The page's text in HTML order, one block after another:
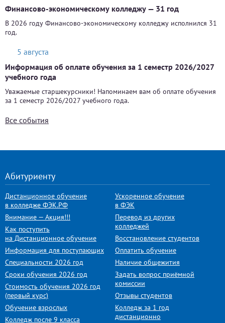
Финансово-экономическому колледжу — 31 год
В 2026 году Финансово-экономическому колледжу исполнился 31
год.
5 августа
Информация об оплате обучения за 1 семестр 2026/2027
учебного года
Уважаемые старшекурсники! Напоминаем вам об оплате обучения
за 1 семестр 2026/2027 учебного года.
Все события
Абитуриенту
Дистанционное обучение
в колледже ФЭК.РФ
Внимание — Акция!!!
Как поступить
на Дистанционное обучение
Информация для поступающих
Специальности 2026 год
Сроки обучения 2026 год
Стоимость обучения 2026 год
(первый курс)
Обучение взрослых
Колледж после 9 класса
Ускоренное обучение
в ФЭК
Перевод из других
колледжей
Восстановление студентов
Оплатить обучение
Наличие общежития
Задать вопрос приёмной
комиссии
Отзывы студентов
Колледж за 1 год
дистанционно